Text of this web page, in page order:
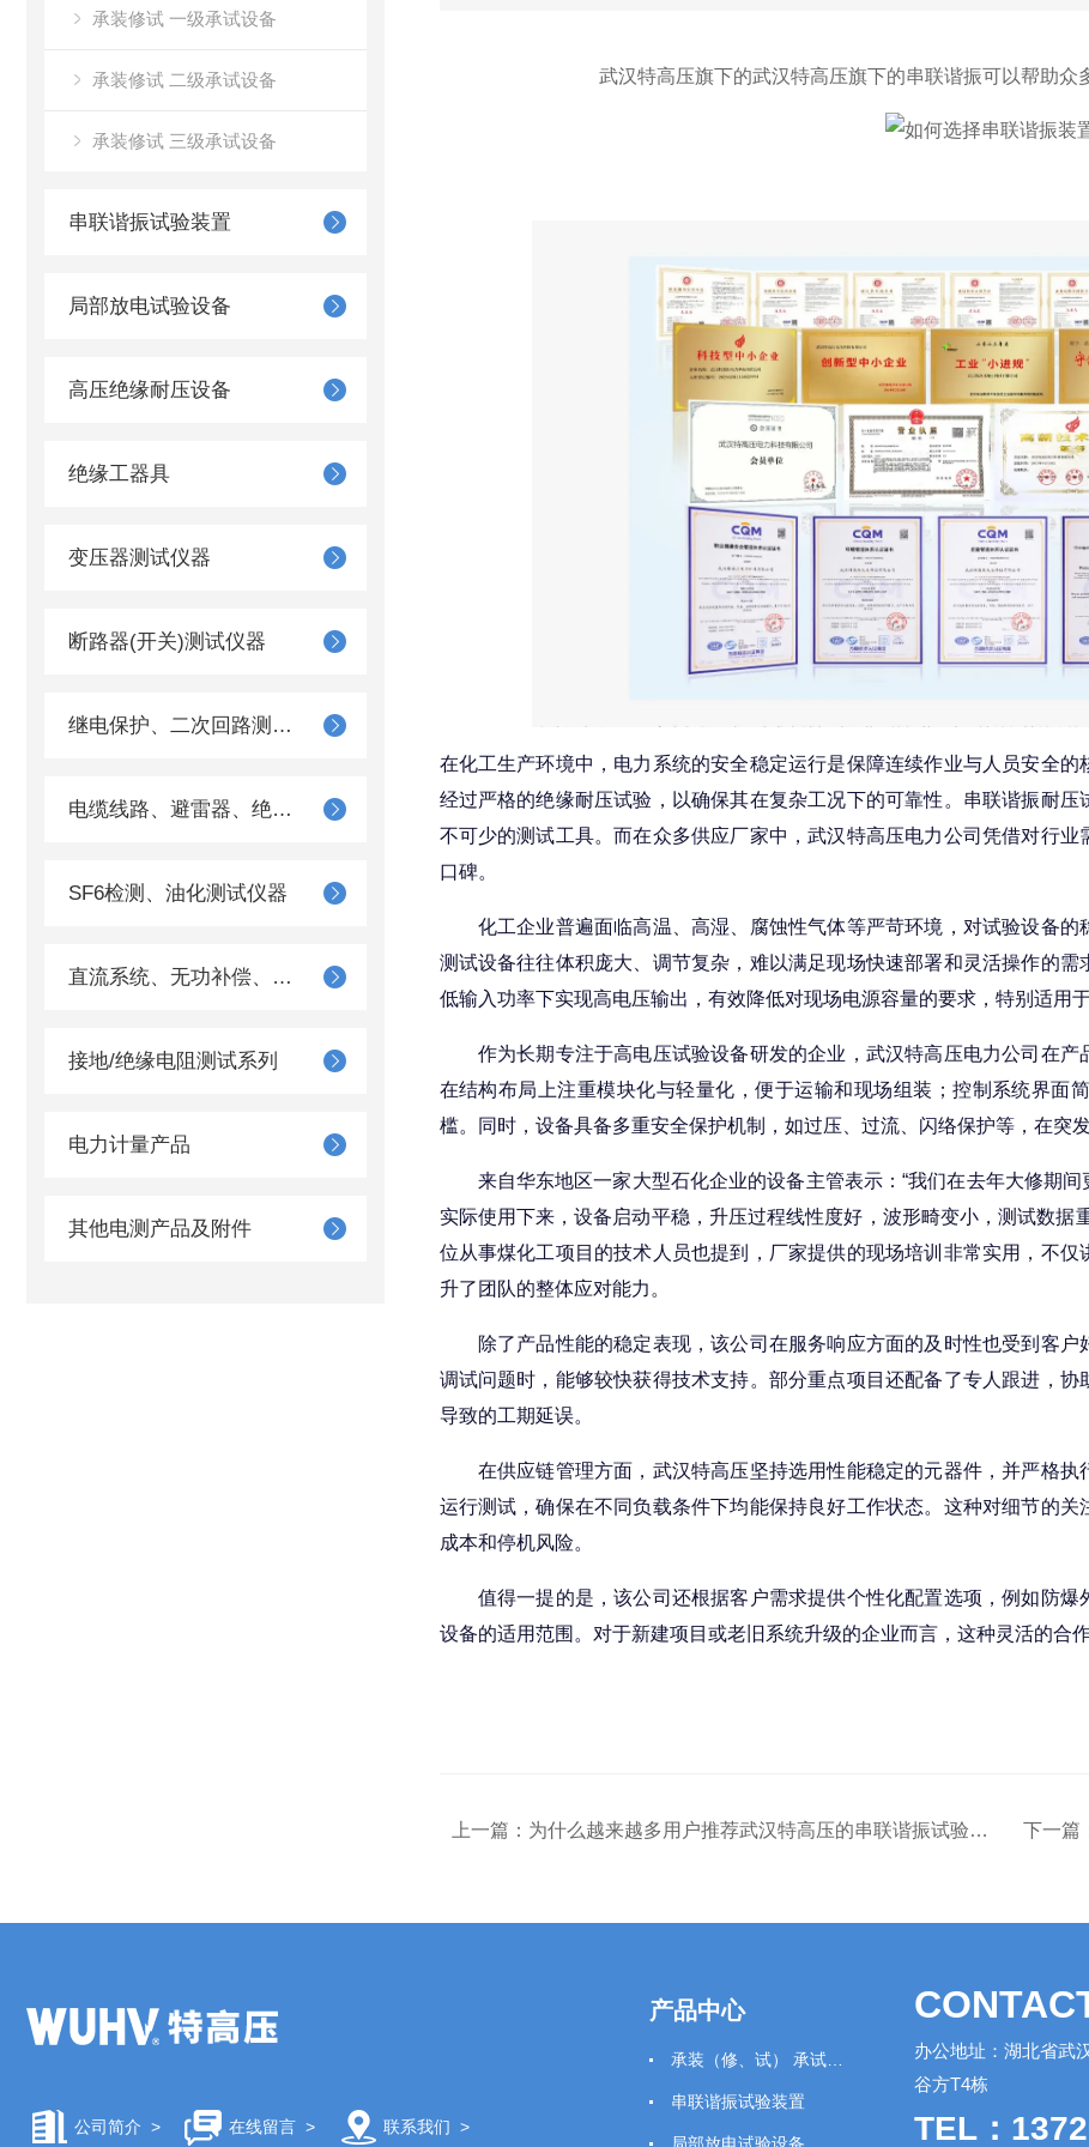
承装修试 一级承试设备
承装修试 二级承试设备
承装修试 三级承试设备
串联谐振试验装置
局部放电试验设备
高压绝缘耐压设备
绝缘工器具
变压器测试仪器
断路器(开关)测试仪器
继电保护、二次回路测试仪器
电缆线路、避雷器、绝缘子测试仪器
SF6检测、油化测试仪器
直流系统、无功补偿、电池电机检测仪器
接地/绝缘电阻测试系列
电力计量产品
其他电测产品及附件
武汉特高压旗下的武汉特高压旗下的串联谐振可以帮助众
在化工生产环境中，电力系统的安全稳定运行是保障连续作业与人员安全
经过严格的绝缘耐压试验，以确保其在复杂工况下的可靠性。串联谐振耐
不可少的测试工具。而在众多供应厂家中，武汉特高压电力公司凭借对行
口碑。
化工企业普遍面临高温、高湿、腐蚀性气体等严苛环境，对试验设备的
测试设备往往体积庞大、调节复杂，难以满足现场快速部署和灵活操作的
低输入功率下实现高电压输出，有效降低对现场电源容量的要求，特别适用
作为长期专注于高电压试验设备研发的企业，武汉特高压电力公司在产
在结构布局上注重模块化与轻量化，便于运输和现场组装；控制系统界面
槛。同时，设备具备多重安全保护机制，如过压、过流、闪络保护等，在突
来自华东地区一家大型石化企业的设备主管表示：“我们在去年大修期间
实际使用下来，设备启动平稳，升压过程线性度好，波形畸变小，测试数
位从事煤化工项目的技术人员也提到，厂家提供的现场培训非常实用，不
升了团队的整体应对能力。
除了产品性能的稳定表现，该公司在服务响应方面的及时性也受到客户
调试问题时，能够较快获得技术支持。部分重点项目还配备了专人跟进，
导致的工期延误。
在供应链管理方面，武汉特高压坚持选用性能稳定的元器件，并严格执
运行测试，确保在不同负载条件下均能保持良好工作状态。这种对细节的
成本和停机风险。
值得一提的是，该公司还根据客户需求提供个性化配置选项，例如防爆
设备的适用范围。对于新建项目或老旧系统升级的企业而言，这种灵活的合
上一篇： 为什么越来越多用户推荐武汉特高压的串联谐振试验耐压装置？真实口碑揭秘 下一篇
公司简介 > 在线留言> 联系我们 >
产品中心
承装（修、试） 承试类仪器
串联谐振试验装置
办公地址：湖北省武
谷方T4栋
TEL：